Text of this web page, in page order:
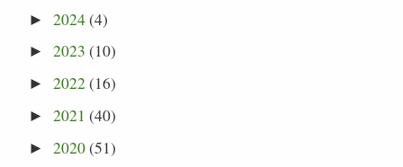
►2024(4)
►2023 (10)
►2022(16)
►2021 (40)
►2020(51)